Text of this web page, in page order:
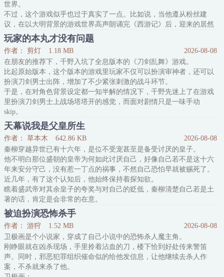
世界。
不过，这个游戏似乎也过于真实了一点。比如说，当他遵从粉丝建
议，在以大明背景的游戏世界高声朗诵完《西游记》后，迎来的居然
不是崇拜和赞美，而是惊恐和尖叫；然后一把镣铐铐上手腕，直接把
他拎进了诏狱。
杨易：？
还好，游戏技能发挥得力，他当晚就挣脱了牢狱，轻松找到了指使人
抓捕自己的幕后黑手。
“这么说，你就是飞玄真君
玩家的本丸才没有问题
作者： 剪灯 1.18 MB
2026-08-08
在朋友的推荐下，千野入坑了全息版本的《刀剑乱舞》游戏。
比起原始版本，这个版本的游戏里玩家不仅可以扮演审神者，还可以
扮演刀剑男士出阵，增加了不少紧张刺激的战斗环节。
于是，在对角色背景设定都一知半解的情况下，千野先迷上了在游戏
里扮演刀剑男士上战场塔塔开的感觉，而面对剧情只是一味手动
skip。
他不知道的是，他的账号实则连通着一个真实存在的刀剑乱舞世界。
于是，一心想要战斗爽不顾忌血条状态，对角色设定一无所知因此经
常OOC的玩家遇上了对这些异常十分警觉的刀剑和审神者。
当千野顶着重伤单骑出阵时，他
天幕说我是父皇所生
作者： 草本木 642.86 KB
2026-08-08
秦柳穿越异世已有十六年，是位不受宠甚至是备受讨厌的皇子。
他不明白那位盛朝的皇帝为何如此讨厌自己，好像自己若不是这十六
年来安分守己，没有惹一丁点的祸事，不然自己恐怕早就被赐死了。
近几年，有了这个认知后，他始终保持着探知欲。
瞧着盛武帝对其余皇子的夸奖与对自己的贬低，秦柳清楚自己若是土
著的话，肯定是会非常的在意。
但是万幸，他不是，他不在意盛武帝的关心与父爱，对于贬低，处理
更是简单，左耳进右耳出罢了。
就在快要外放，秦柳以为自己会不明不白的度过一生时。
天幕出现了。
【大家好！为了完成作业，
被迫扮演恐怖杀手
作者： 游狩 1.52 MB
2026-08-08
卫极画是个小说家，穿成了自己小说中的恐怖杀人魔主角。
刚睁眼就在凶杀现场，手里拎着沾血的刀，楼下恰到好处传来警笛
声。同时，邪恶犯罪组织催命似的给他发信息，让他继续去杀人作
案，不杀就来杀了他。